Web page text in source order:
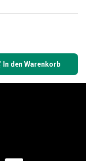
In den Warenkorb